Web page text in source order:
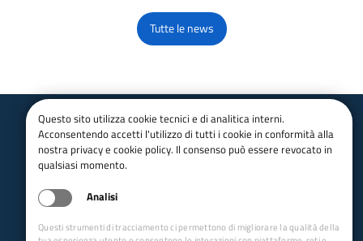
Tutte le news
Club Alpino Italiano
Sezione di Bolzano
email:info@caibolzano.it
pec:bolzano@pec.cai.it
Tel.
0471 978 172
P.IVA 00523080216
Questo sito utilizza cookie tecnici e di analitica interni.
Acconsentendo accetti l'utilizzo di tutti i cookie in conformità alla
nostra privacy e cookie policy. Il consenso può essere revocato in
qualsiasi momento.
Analisi
Questi strumenti di tracciamento ci permettono di migliorare la qualità della